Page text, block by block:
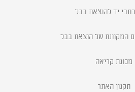
יד להוצאת בבל
המקוונת של הוצאת בבל
מכונת קריאה
תקנון האתר